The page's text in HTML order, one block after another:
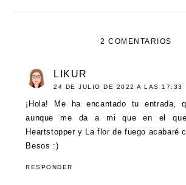
2 COMENTARIOS
LIKUR
24 DE JULIO DE 2022 A LAS 17:33
¡Hola! Me ha encantado tu entrada,
aunque me da a mi que en el
Heartstopper y La flor de fuego acabaré
Besos :)
RESPONDER